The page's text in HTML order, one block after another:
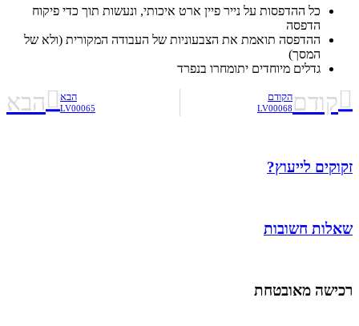
כל ההדפסות על נייר פיין ארט איכותי, ונעשות תוך כדי פיקוח
הדפסה
ההדפסה תואמת את הצבעוניות של העבודה המקורית (ולא של
המסך)
גדלים מיוחדים יתומחרו בנפרד
קודםהקודם
LV00068
הבא
LV00065 הבא
זקוקים לייעוץ?
שאלות חשובות
רכישה מאובטחת